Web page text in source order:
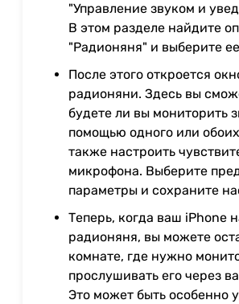
"Управление звуком и
В этом разделе найдите
"Радионяня" и выберите
После этого откроется
радионяни. Здесь вы
будете ли вы мониторить
помощью одного или
также настроить
микрофона. Выберите
параметры и сохраните
Теперь, когда ваш iPhone
радионяня, вы можете
комнате, где нужно
прослушивать его через
Это может быть особенно